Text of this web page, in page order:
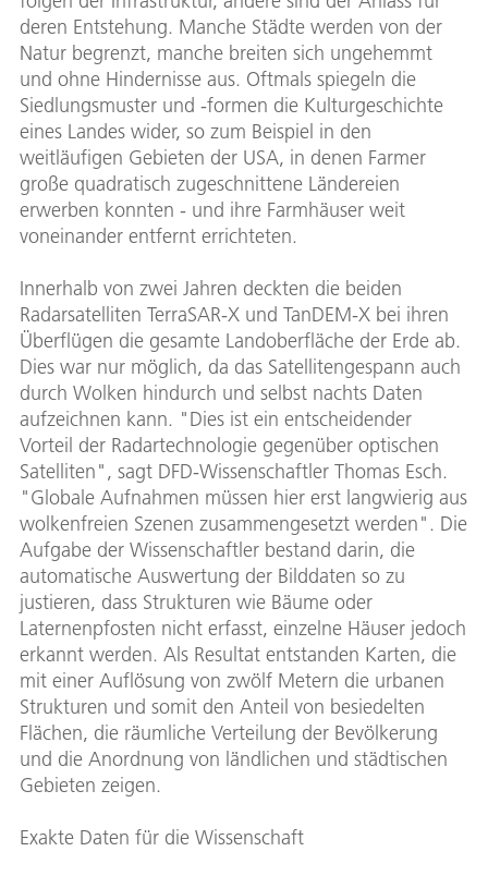
deren Entstehung. Manche Städte werden von der
Natur begrenzt, manche breiten sich ungehemmt
und ohne Hindernisse aus. Oftmals spiegeln die
Siedlungsmuster und -formen die Kulturgeschichte
eines Landes wider, so zum Beispiel in den
weitläufigen Gebieten der USA, in denen Farmer
große quadratisch zugeschnittene Ländereien
erwerben konnten - und ihre Farmhäuser weit
voneinander entfernt errichteten.
Innerhalb von zwei Jahren deckten die beiden
Radarsatelliten TerraSAR-X und TanDEM-X bei ihren
Überflügen die gesamte Landoberfläche der Erde ab.
Dies war nur möglich, da das Satellitengespann auch
durch Wolken hindurch und selbst nachts Daten
aufzeichnen kann. "Dies ist ein entscheidender
Vorteil der Radartechnologie gegenüber optischen
Satelliten", sagt DFD-Wissenschaftler Thomas Esch.
"Globale Aufnahmen müssen hier erst langwierig aus
wolkenfreien Szenen zusammengesetzt werden". Die
Aufgabe der Wissenschaftler bestand darin, die
automatische Auswertung der Bilddaten so zu
justieren, dass Strukturen wie Bäume oder
Laternenpfosten nicht erfasst, einzelne Häuser jedoch
erkannt werden. Als Resultat entstanden Karten, die
mit einer Auflösung von zwölf Metern die urbanen
Strukturen und somit den Anteil von besiedelten
Flächen, die räumliche Verteilung der Bevölkerung
und die Anordnung von ländlichen und städtischen
Gebieten zeigen.
Exakte Daten für die Wissenschaft